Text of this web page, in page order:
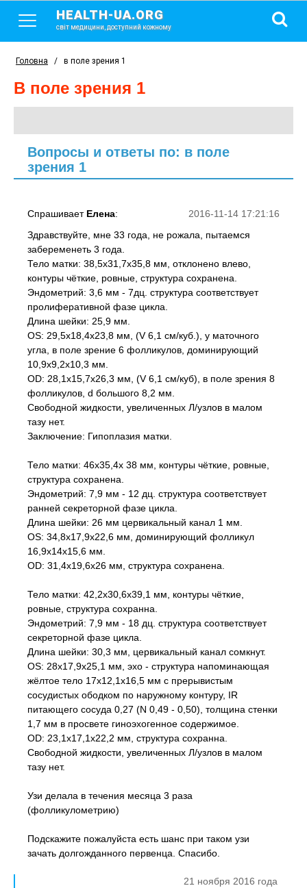
HEALTH-UA.ORG
світ медицини, доступний кожному
Головна / в поле зрения 1
в поле зрения 1
Вопросы и ответы по: в поле
зрения 1
2016-11-14 17:21:16
Спрашивает Елена:
Здравствуйте, мне 33 года, не рожала, пытаемся
забеременеть 3 года.
Тело матки: 38,5х31,7х35,8 мм, отклонено влево,
контуры чёткие, ровные, структура сохранена.
Эндометрий: 3,6 мм - 7дц. структура соответствует
пролиферативной фазе цикла.
Длина шейки: 25,9 мм.
OS: 29,5х18,4х23,8 мм, (V 6,1 см/куб.), у маточного
угла, в поле зрение 6 фолликулов, доминирующий
10,9х9,2х10,3 мм.
OD: 28,1х15,7х26,3 мм, (V 6,1 см/куб), в поле зрения 8
фолликулов, d большого 8,2 мм.
Свободной жидкости, увеличенных Л/узлов в малом
тазу нет.
Заключение: Гипоплазия матки.
Тело матки: 46х35,4х 38 мм, контуры чёткие, ровные,
структура сохранена.
Эндометрий: 7,9 мм - 12 дц. структура соответствует
ранней секреторной фазе цикла.
Длина шейки: 26 мм цервикальный канал 1 мм.
OS: 34,8х17,9х22,6 мм, доминирующий фолликул
16,9х14х15,6 мм.
OD: 31,4х19,6х26 мм, структура сохранена.
Тело матки: 42,2х30,6х39,1 мм, контуры чёткие,
ровные, структура сохранна.
Эндометрий: 7,9 мм - 18 дц. структура соответствует
секреторной фазе цикла.
Длина шейки: 30,3 мм, цервикальный канал сомкнут.
OS: 28х17,9х25,1 мм, эхо - структура напоминающая
жёлтое тело 17х12,1х16,5 мм с прерывистым
сосудистых ободком по наружному контуру, IR
питающего сосуда 0,27 (N 0,49 - 0,50), толщина стенки
1,7 мм в просвете гиноэхогенное содержимое.
OD: 23,1х17,1х22,2 мм, структура сохранна.
Свободной жидкости, увеличенных Л/узлов в малом
тазу нет.
Узи делала в течения месяца 3 раза
(фолликулометрию)
Подскажите пожалуйста есть шанс при таком узи
зачать долгожданного первенца. Спасибо.
21 ноября 2016 года